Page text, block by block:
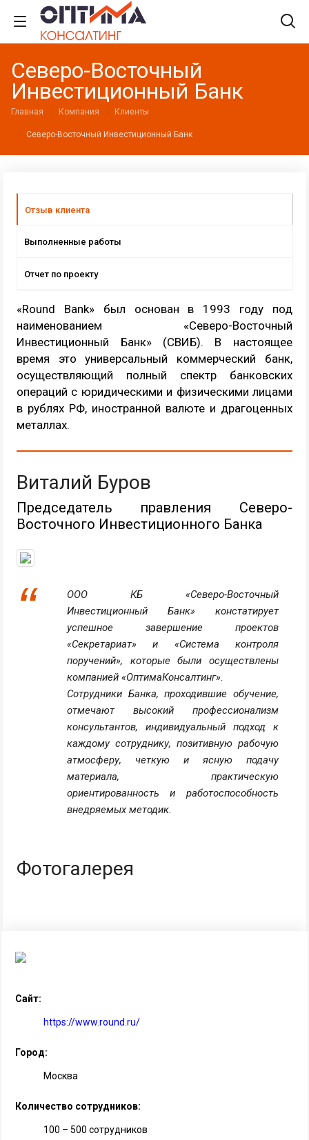
Северо-Восточный
Инвестиционный Банк
Главная Компания Клиенты
Северо-Восточный Инвестиционный Банк
Отзыв клиента
Выполненные работы
Отчет по проекту
«Round Bank» был основан в 1993 году под
наименованием «Северо-Восточный
Инвестиционный Банк» (СВИБ). В настоящее
время это универсальный коммерческий банк,
осуществляющий полный спектр банковских
операций с юридическими и физическими лицами
в рублях РФ, иностранной валюте и драгоценных
металлах.
Виталий Буров
Председатель правления Северо-
Восточного Инвестиционного Банка
ООО КБ «Северо-Восточный
Инвестиционный Банк» констатирует
успешное завершение проектов
«Секретариат» и «Система контроля
поручений», которые были осуществлены
компанией «ОптимаКонсалтинг».
Сотрудники Банка, проходившие обучение,
отмечают высокий профессионализм
консультантов, индивидуальный подход к
каждому сотруднику, позитивную рабочую
атмосферу, четкую и ясную подачу
материала, практическую
ориентированность и работоспособность
внедряемых методик.
Фотогалерея
Сайт:
https://www.round.ru/
Город:
Москва
Количество сотрудников:
100 – 500 сотрудников